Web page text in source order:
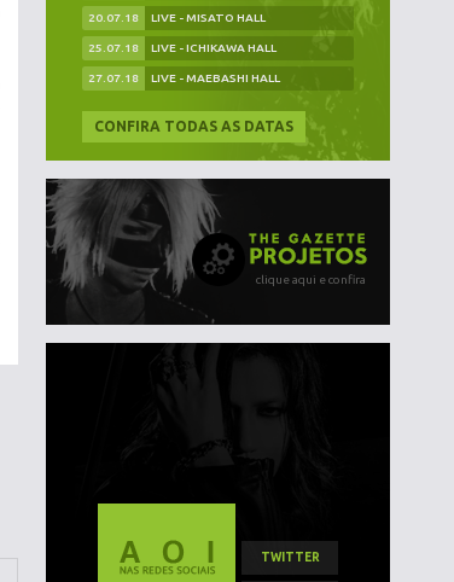
20.07.18 LIVE - MISATO HALL
25.07.18 LIVE - ICHIKAWA HALL
27.07.18 LIVE - MAEBASHI HALL
CONFIRA TODAS AS DATAS
clique aqui e confira
TWITTER